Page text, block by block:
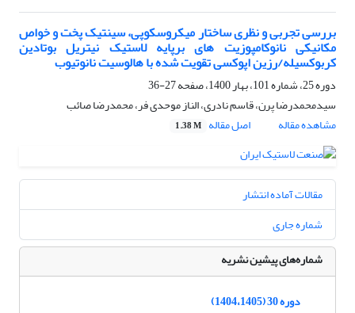
بررسی تجربی و نظری ساختار میکروسکوپی، سینتیک پخت و خواص
مکانیکی نانوکامپوزیت های برپایه لاستیک نیتریل بوتادین
کربوکسیله/رزین اپوکسی تقویت شده با هالوسیت نانوتیوب
دوره 25، شماره 101، بهار 1400، صفحه
27-36
سیدمحمدرضا پرن، قاسم نادری، الناز موحدی فر، محمدرضا صائب
مشاهده مقاله
اصل مقاله 1.38 M
مقالات آماده انتشار
شماره جاری
شماره‌های پیشین نشریه
دوره 30 (1404،1405)